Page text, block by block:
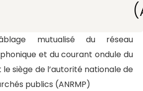
mutualisé du réseau
et du courant ondule du
siège de l’autorité nationale de
publics (ANRMP)